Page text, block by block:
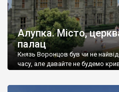
Алупка. Місто,
палац
Князь Воронцов був чи не
часу, але давайте не будемо